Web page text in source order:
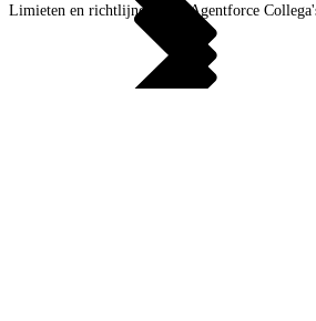
Limieten en richtlijnen voor Agentforce